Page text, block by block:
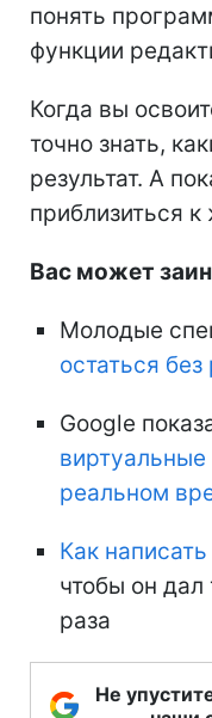
понять
функции
Когда вы
точно знать,
результат. А
приблизиться
Вас может
Молодые
остаться
Google
реальном
Как
чтобы он дал
раза
Не